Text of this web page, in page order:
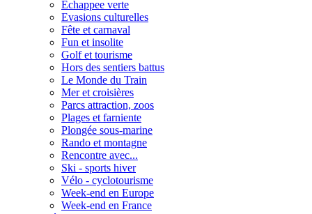
Echappee verte
Evasions culturelles
Fête et carnaval
Fun et insolite
Golf et tourisme
Hors des sentiers battus
Le Monde du Train
Mer et croisières
Parcs attraction, zoos
Plages et farniente
Plongée sous-marine
Rando et montagne
Rencontre avec...
Ski - sports hiver
Vélo - cyclotourisme
Week-end en Europe
Week-end en France